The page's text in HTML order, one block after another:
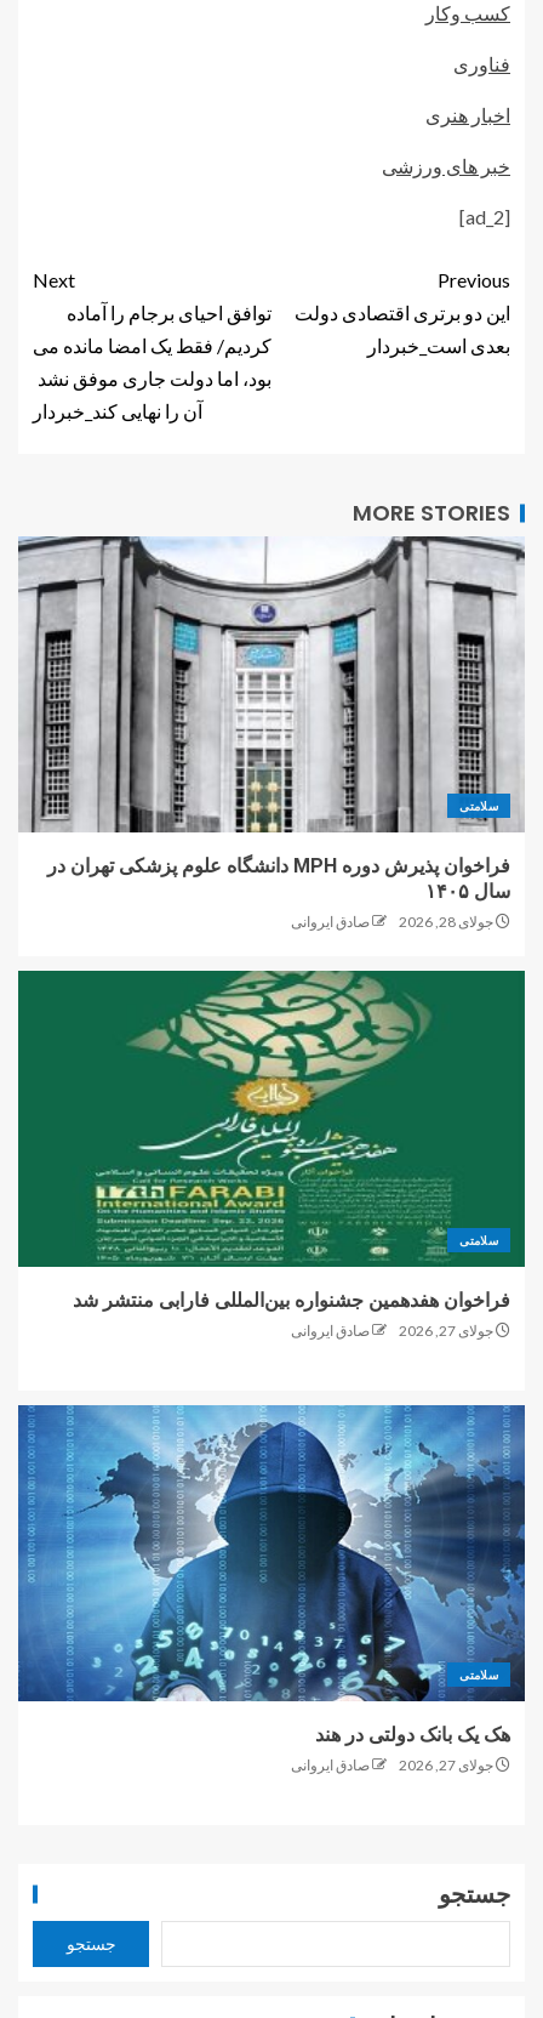
کسب وکار
فناوری
اخبار هنری
خبر های ورزشی
[ad_2]
Previous
این دو برتری اقتصادی دولت
بعدی است_خبردار
Next
توافق احیای برجام را آماده
کردیم/ فقط یک امضا مانده می
بود، اما دولت جاری موفق نشد
آن را نهایی کند_خبردار
MORE STORIES
سلامتی
فراخوان پذیرش دوره MPH دانشگاه علوم پزشکی تهران در
سال ۱۴۰۵
جولای 28, 2026 صادق ایروانی
سلامتی
فراخوان هفدهمین جشنواره بین‌المللی فارابی منتشر شد
جولای 27, 2026 صادق ایروانی
سلامتی
هک یک بانک دولتی در هند
جولای 27, 2026 صادق ایروانی
جستجو
جستجو